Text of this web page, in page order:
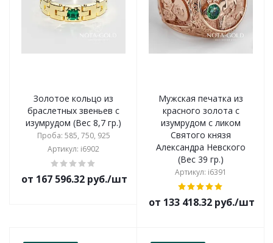
Золотое кольцо из
браслетных звеньев с
изумрудом (Вес 8,7 гр.)
Проба: 585, 750, 925
Артикул: i6902
от 167 596.32 руб./шт
Мужская печатка из
красного золота с
изумрудом с ликом
Святого князя
Александра Невского
(Вес 39 гр.)
Артикул: i6391
от 133 418.32 руб./шт